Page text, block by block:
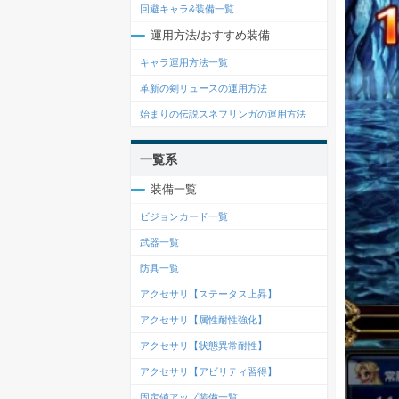
回避キャラ&装備一覧
運用方法/おすすめ装備
キャラ運用方法一覧
革新の剣リュースの運用方法
始まりの伝説スネフリンガの運用方法
一覧系
装備一覧
ビジョンカード一覧
武器一覧
防具一覧
アクセサリ【ステータス上昇】
アクセサリ【属性耐性強化】
アクセサリ【状態異常耐性】
アクセサリ【アビリティ習得】